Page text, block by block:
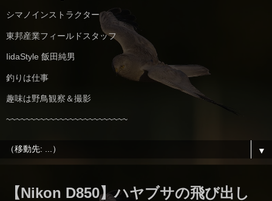
シマノインストラクター
東邦産業フィールドスタッフ
IidaStyle 飯田純男
釣りは仕事
趣味は野鳥観察＆撮影
~~~~~~~~~~~~~~~~~~~~~~~~~
▼
【Nikon D850】ハヤブサの飛び出し